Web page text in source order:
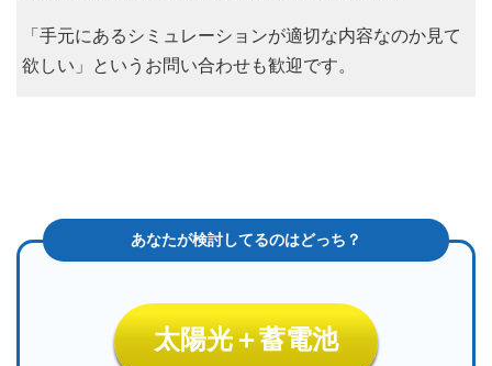
「手元にあるシミュレーションが適切な内容なのか見て
欲しい」というお問い合わせも歓迎です。
太陽光＋蓄電池